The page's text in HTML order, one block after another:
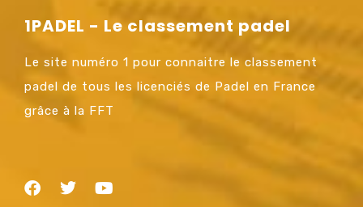
1PADEL - Le classement padel
Le site numéro 1 pour connaitre le classement
padel de tous les licenciés de Padel en France
grâce à la FFT